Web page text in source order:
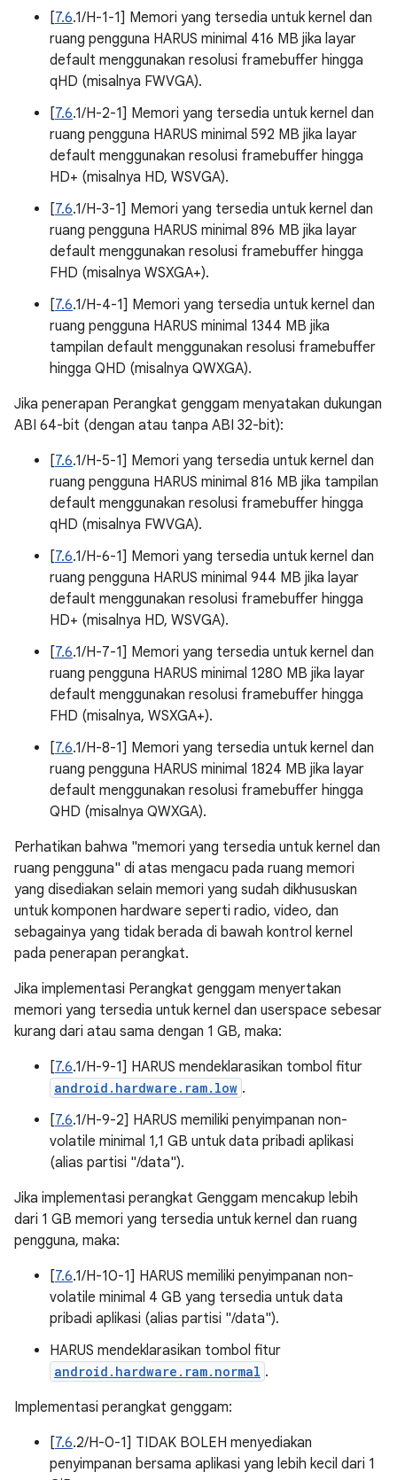
[7.6.1/H-1-1] Memori yang tersedia untuk kernel dan
ruang pengguna HARUS minimal 416 MB jika layar
default menggunakan resolusi framebuffer hingga
qHD (misalnya FWVGA).
[7.6.1/H-2-1] Memori yang tersedia untuk kernel dan
ruang pengguna HARUS minimal 592 MB jika layar
default menggunakan resolusi framebuffer hingga
HD+ (misalnya HD, WSVGA).
[7.6.1/H-3-1] Memori yang tersedia untuk kernel dan
ruang pengguna HARUS minimal 896 MB jika layar
default menggunakan resolusi framebuffer hingga
FHD (misalnya WSXGA+).
[7.6.1/H-4-1] Memori yang tersedia untuk kernel dan
ruang pengguna HARUS minimal 1344 MB jika
tampilan default menggunakan resolusi framebuffer
hingga QHD (misalnya QWXGA).
Jika penerapan Perangkat genggam menyatakan dukungan
ABI 64-bit (dengan atau tanpa ABI 32-bit):
[7.6.1/H-5-1] Memori yang tersedia untuk kernel dan
ruang pengguna HARUS minimal 816 MB jika tampilan
default menggunakan resolusi framebuffer hingga
qHD (misalnya FWVGA).
[7.6.1/H-6-1] Memori yang tersedia untuk kernel dan
ruang pengguna HARUS minimal 944 MB jika layar
default menggunakan resolusi framebuffer hingga
HD+ (misalnya HD, WSVGA).
[7.6.1/H-7-1] Memori yang tersedia untuk kernel dan
ruang pengguna HARUS minimal 1280 MB jika layar
default menggunakan resolusi framebuffer hingga
FHD (misalnya, WSXGA+).
[7.6.1/H-8-1] Memori yang tersedia untuk kernel dan
ruang pengguna HARUS minimal 1824 MB jika layar
default menggunakan resolusi framebuffer hingga
QHD (misalnya QWXGA).
Perhatikan bahwa "memori yang tersedia untuk kernel dan
ruang pengguna" di atas mengacu pada ruang memori
yang disediakan selain memori yang sudah dikhususkan
untuk komponen hardware seperti radio, video, dan
sebagainya yang tidak berada di bawah kontrol kernel
pada penerapan perangkat.
Jika implementasi Perangkat genggam menyertakan
memori yang tersedia untuk kernel dan userspace sebesar
kurang dari atau sama dengan 1 GB, maka:
[7.6.1/H-9-1] HARUS mendeklarasikan tombol fitur
android.hardware.ram.low .
[7.6.1/H-9-2] HARUS memiliki penyimpanan non-
volatile minimal 1,1 GB untuk data pribadi aplikasi
(alias partisi "/data").
Jika implementasi perangkat Genggam mencakup lebih
dari 1 GB memori yang tersedia untuk kernel dan ruang
pengguna, maka:
[7.6.1/H-10-1] HARUS memiliki penyimpanan non-
volatile minimal 4 GB yang tersedia untuk data
pribadi aplikasi (alias partisi "/data").
HARUS mendeklarasikan tombol fitur
android.hardware.ram.normal .
Implementasi perangkat genggam:
[7.6.2/H-0-1] TIDAK BOLEH menyediakan
penyimpanan bersama aplikasi yang lebih kecil dari 1